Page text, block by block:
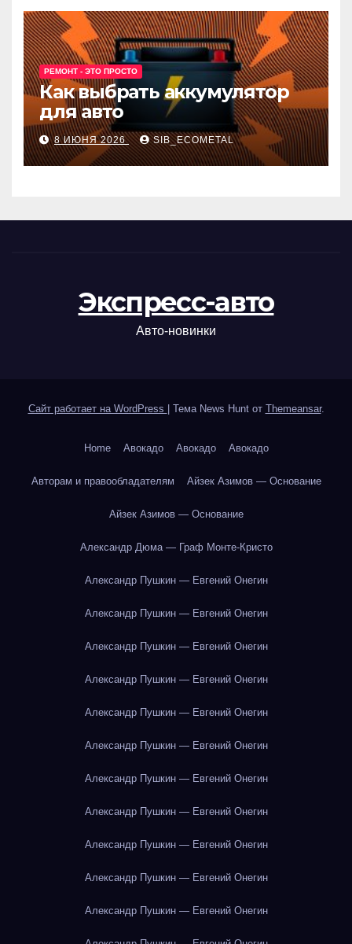
РЕМОНТ - ЭТО ПРОСТО
Как выбрать аккумулятор
для авто
8 ИЮНЯ 2026 SIB_ECOMETAL
Экспресс-авто
Авто-новинки
Сайт работает на WordPress Тема News Hunt от Themeansar.
Home Авокадо Авокадо Авокадо
Авторам и правообладателям Айзек Азимов — Основание
Айзек Азимов — Основание
Александр Дюма — Граф Монте-Кристо
Александр Пушкин — Евгений Онегин
Александр Пушкин — Евгений Онегин
Александр Пушкин — Евгений Онегин
Александр Пушкин — Евгений Онегин
Александр Пушкин — Евгений Онегин
Александр Пушкин — Евгений Онегин
Александр Пушкин — Евгений Онегин
Александр Пушкин — Евгений Онегин
Александр Пушкин — Евгений Онегин
Александр Пушкин — Евгений Онегин
Александр Пушкин — Евгений Онегин